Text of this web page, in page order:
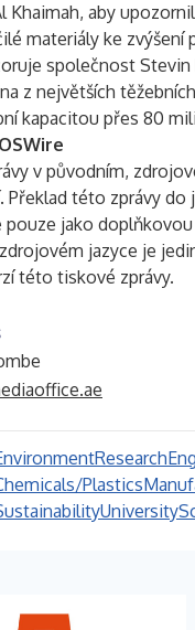
Khaimah, aby
materiály ke zvýšení
společnost Stevin
z největších
kapacitou přes 80
v původním,
Překlad této zprávy do
jako
jazyce je
této tiskové zprávy.
Research
Plastics
University